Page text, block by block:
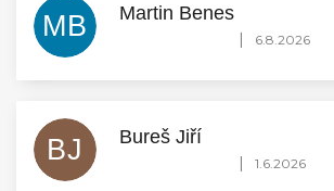
MB Martin Benes
Hodnocení obchodu je 5 z 5
| 6.8.2026
BJ Bureš Jiří
Hodnocení obchodu je 5 z 5
| 1.6.2026